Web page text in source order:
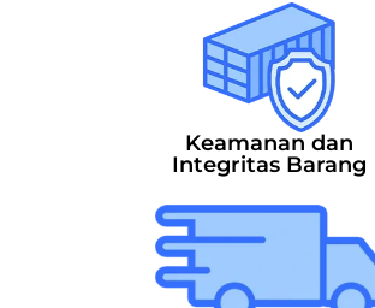
Keamanan dan
Integritas Barang